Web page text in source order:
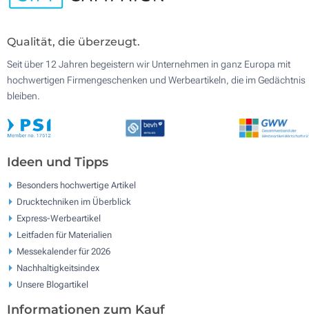
Qualität, die überzeugt.
Seit über 12 Jahren begeistern wir Unternehmen in ganz Europa mit
hochwertigen Firmengeschenken und Werbeartikeln, die im Gedächtnis
bleiben.
Ideen und Tipps
Besonders hochwertige Artikel
Drucktechniken im Überblick
Express-Werbeartikel
Leitfaden für Materialien
Messekalender für 2026
Nachhaltigkeitsindex
Unsere Blogartikel
Informationen zum Kauf